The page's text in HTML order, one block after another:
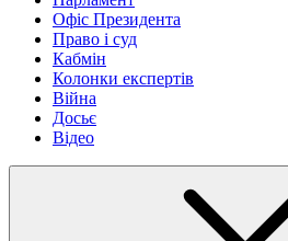
Офіс Президента
Право і суд
Кабмін
Колонки експертів
Війна
Досьє
Відео